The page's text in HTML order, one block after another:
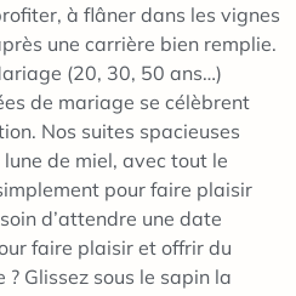
à flâner dans les vignes
une carrière bien remplie.
(20, 30, 50 ans…)
de mariage se célèbrent
Nos suites spacieuses
de miel, avec tout le
pour faire plaisir
d’attendre une date
faire plaisir et offrir du
? Glissez sous le sapin la